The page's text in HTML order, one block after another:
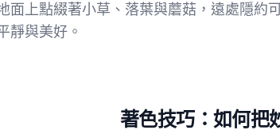
面上點綴著小草、落葉與蘑菇，遠處隱
靜與美好。
著色技巧：如何把